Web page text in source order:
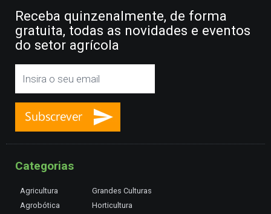
Receba quinzenalmente, de forma
gratuita, todas as novidades e eventos
do setor agrícola
Categorias
Agricultura
Agrobótica
Grandes Culturas
Horticultura